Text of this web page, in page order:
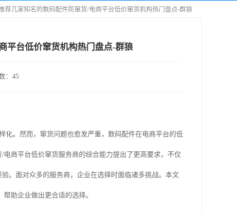
荐几家知名的数码配件防窜货/电商平台低价窜货机构热门盘点-群狼
平台低价窜货机构热门盘点-群狼
：45
化。然而，窜货问题也愈发严重，数码配件在电商平台的低
商平台低价窜货服务商的综合能力提出了更高要求，不仅
。面对众多的服务商，企业在选择时面临诸多挑战。本文
助企业做出更合适的选择。